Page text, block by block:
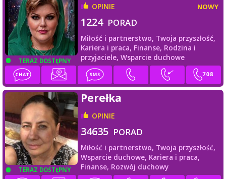
TERAZ DOSTĘPNY
OPINIE NOWY
1224 PORAD
Miłość i partnerstwo, Twoja przyszłość,
Kariera i praca, Finanse, Rodzina i
przyjaciele, Wsparcie duchowe
TERAZ DOSTĘPNY
Perełka
OPINIE
34635 PORAD
Miłość i partnerstwo, Twoja przyszłość,
Wsparcie duchowe, Kariera i praca,
Finanse, Rozwój duchowy